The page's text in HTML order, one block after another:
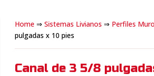
Home⇒ Sistemas Livianos ⇒ Perfiles
pulgadas x 10 pies
Canal de 3 5/8